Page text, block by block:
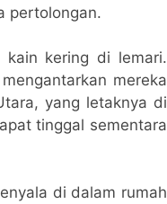
pertolongan.
kain kering di lemari.
mereka
yang letaknya di
tinggal sementara
di dalam rumah